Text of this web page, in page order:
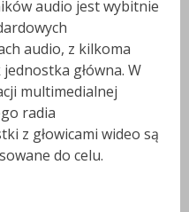
audio jest wybitnie
audio, z kilkoma
główna. W
multimedialnej
radia
z głowicami wideo są
do celu.